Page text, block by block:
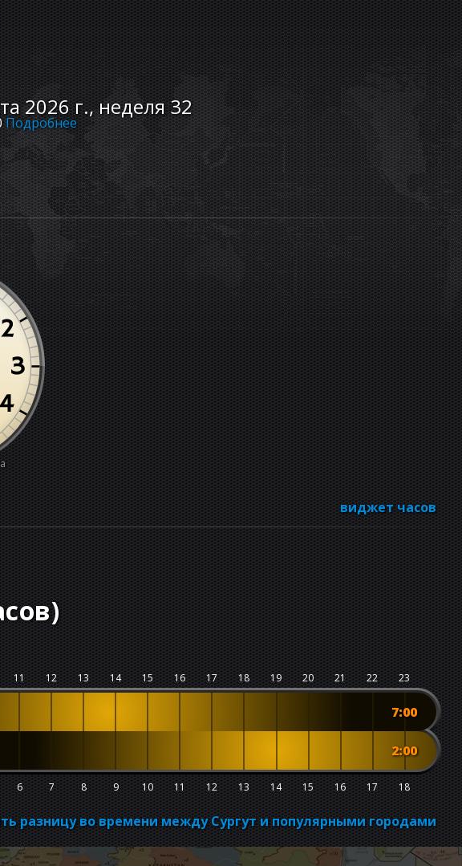
2026 г., неделя 32
Подробнее
виджет часов
)
11 12 13 14 15 16 17 18 19 20 21 22 23
7:00
6 7 8 9 10 11 12 13 14 15 16 17 18
2:00
разницу во времени между Сургут и популярными городами